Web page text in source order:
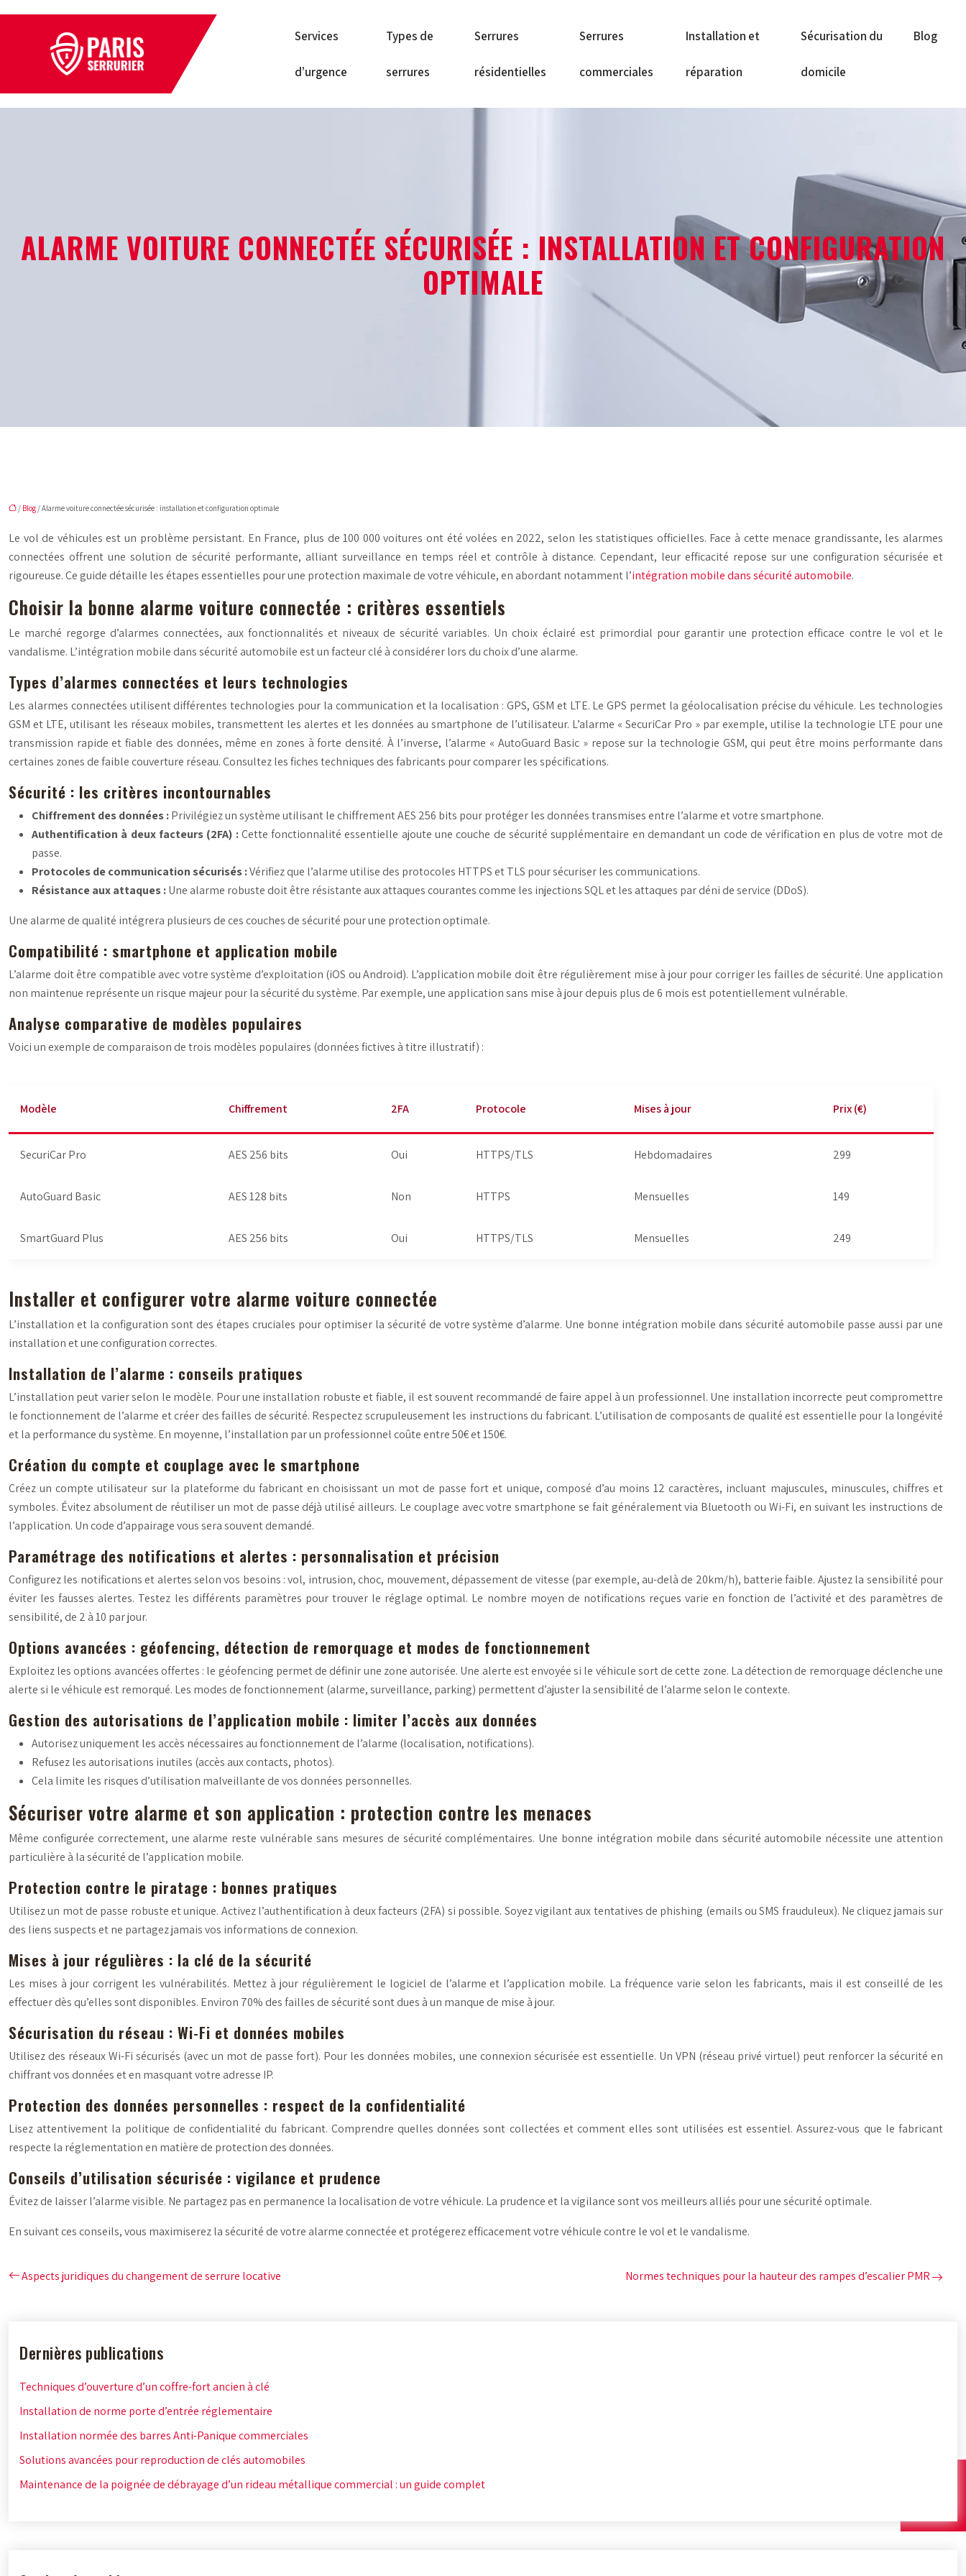
Services
d’urgence
Types de
serrures
Serrures
résidentielles
Serrures
commerciales
Installation et
réparation
Sécurisation du
domicile
Blog
ALARME VOITURE CONNECTÉE SÉCURISÉE : INSTALLATION ET CONFIGURATION
OPTIMALE
/ Blog / Alarme voiture connectée sécurisée : installation et configuration optimale
Le vol de véhicules est un problème persistant. En France, plus de 100 000 voitures ont été volées en 2022, selon les statistiques officielles. Face à cette menace grandissante, les alarmes
connectées offrent une solution de sécurité performante, alliant surveillance en temps réel et contrôle à distance. Cependant, leur efficacité repose sur une configuration sécurisée et
rigoureuse. Ce guide détaille les étapes essentielles pour une protection maximale de votre véhicule, en abordant notamment l’intégration mobile dans sécurité automobile.
Choisir la bonne alarme voiture connectée : critères essentiels
Le marché regorge d’alarmes connectées, aux fonctionnalités et niveaux de sécurité variables. Un choix éclairé est primordial pour garantir une protection efficace contre le vol et le
vandalisme. L’intégration mobile dans sécurité automobile est un facteur clé à considérer lors du choix d’une alarme.
Types d’alarmes connectées et leurs technologies
Les alarmes connectées utilisent différentes technologies pour la communication et la localisation : GPS, GSM et LTE. Le GPS permet la géolocalisation précise du véhicule. Les technologies
GSM et LTE, utilisant les réseaux mobiles, transmettent les alertes et les données au smartphone de l’utilisateur. L’alarme « SecuriCar Pro » par exemple, utilise la technologie LTE pour une
transmission rapide et fiable des données, même en zones à forte densité. À l’inverse, l’alarme « AutoGuard Basic » repose sur la technologie GSM, qui peut être moins performante dans
certaines zones de faible couverture réseau. Consultez les fiches techniques des fabricants pour comparer les spécifications.
Sécurité : les critères incontournables
Chiffrement des données :Privilégiez un système utilisant le chiffrement AES 256 bits pour protéger les données transmises entre l’alarme et votre smartphone.
Authentification à deux facteurs (2FA) :Cette fonctionnalité essentielle ajoute une couche de sécurité supplémentaire en demandant un code de vérification en plus de votre mot de
passe.
Protocoles de communication sécurisés :Vérifiez que l’alarme utilise des protocoles HTTPS et TLS pour sécuriser les communications.
Résistance aux attaques :Une alarme robuste doit être résistante aux attaques courantes comme les injections SQL et les attaques par déni de service (DDoS).
Une alarme de qualité intégrera plusieurs de ces couches de sécurité pour une protection optimale.
Compatibilité : smartphone et application mobile
L’alarme doit être compatible avec votre système d’exploitation (iOS ou Android). L’application mobile doit être régulièrement mise à jour pour corriger les failles de sécurité. Une application
non maintenue représente un risque majeur pour la sécurité du système. Par exemple, une application sans mise à jour depuis plus de 6 mois est potentiellement vulnérable.
Analyse comparative de modèles populaires
Voici un exemple de comparaison de trois modèles populaires (données fictives à titre illustratif) :
Modèle Chiffrement 2FA Protocole Mises à jour Prix (€)
SecuriCar Pro AES 256 bits Oui HTTPS/TLS Hebdomadaires 299
AutoGuard Basic AES 128 bits Non HTTPS Mensuelles 149
SmartGuard Plus AES 256 bits Oui HTTPS/TLS Mensuelles 249
Installer et configurer votre alarme voiture connectée
L’installation et la configuration sont des étapes cruciales pour optimiser la sécurité de votre système d’alarme. Une bonne intégration mobile dans sécurité automobile passe aussi par une
installation et une configuration correctes.
Installation de l’alarme : conseils pratiques
L’installation peut varier selon le modèle. Pour une installation robuste et fiable, il est souvent recommandé de faire appel à un professionnel. Une installation incorrecte peut compromettre
le fonctionnement de l’alarme et créer des failles de sécurité. Respectez scrupuleusement les instructions du fabricant. L’utilisation de composants de qualité est essentielle pour la longévité
et la performance du système. En moyenne, l’installation par un professionnel coûte entre 50€ et 150€.
Création du compte et couplage avec le smartphone
Créez un compte utilisateur sur la plateforme du fabricant en choisissant un mot de passe fort et unique, composé d’au moins 12 caractères, incluant majuscules, minuscules, chiffres et
symboles. Évitez absolument de réutiliser un mot de passe déjà utilisé ailleurs. Le couplage avec votre smartphone se fait généralement via Bluetooth ou Wi-Fi, en suivant les instructions de
l’application. Un code d’appairage vous sera souvent demandé.
Paramétrage des notifications et alertes : personnalisation et précision
Configurez les notifications et alertes selon vos besoins : vol, intrusion, choc, mouvement, dépassement de vitesse (par exemple, au-delà de 20km/h), batterie faible. Ajustez la sensibilité pour
éviter les fausses alertes. Testez les différents paramètres pour trouver le réglage optimal. Le nombre moyen de notifications reçues varie en fonction de l’activité et des paramètres de
sensibilité, de 2 à 10 par jour.
Options avancées : géofencing, détection de remorquage et modes de fonctionnement
Exploitez les options avancées offertes : le géofencing permet de définir une zone autorisée. Une alerte est envoyée si le véhicule sort de cette zone. La détection de remorquage déclenche une
alerte si le véhicule est remorqué. Les modes de fonctionnement (alarme, surveillance, parking) permettent d’ajuster la sensibilité de l’alarme selon le contexte.
Gestion des autorisations de l’application mobile : limiter l’accès aux données
Autorisez uniquement les accès nécessaires au fonctionnement de l’alarme (localisation, notifications).
Refusez les autorisations inutiles (accès aux contacts, photos).
Cela limite les risques d’utilisation malveillante de vos données personnelles.
Sécuriser votre alarme et son application : protection contre les menaces
Même configurée correctement, une alarme reste vulnérable sans mesures de sécurité complémentaires. Une bonne intégration mobile dans sécurité automobile nécessite une attention
particulière à la sécurité de l’application mobile.
Protection contre le piratage : bonnes pratiques
Utilisez un mot de passe robuste et unique. Activez l’authentification à deux facteurs (2FA) si possible. Soyez vigilant aux tentatives de phishing (emails ou SMS frauduleux). Ne cliquez jamais sur
des liens suspects et ne partagez jamais vos informations de connexion.
Mises à jour régulières : la clé de la sécurité
Les mises à jour corrigent les vulnérabilités. Mettez à jour régulièrement le logiciel de l’alarme et l’application mobile. La fréquence varie selon les fabricants, mais il est conseillé de les
effectuer dès qu’elles sont disponibles. Environ 70% des failles de sécurité sont dues à un manque de mise à jour.
Sécurisation du réseau : Wi-Fi et données mobiles
Utilisez des réseaux Wi-Fi sécurisés (avec un mot de passe fort). Pour les données mobiles, une connexion sécurisée est essentielle. Un VPN (réseau privé virtuel) peut renforcer la sécurité en
chiffrant vos données et en masquant votre adresse IP.
Protection des données personnelles : respect de la confidentialité
Lisez attentivement la politique de confidentialité du fabricant. Comprendre quelles données sont collectées et comment elles sont utilisées est essentiel. Assurez-vous que le fabricant
respecte la réglementation en matière de protection des données.
Conseils d’utilisation sécurisée : vigilance et prudence
Évitez de laisser l’alarme visible. Ne partagez pas en permanence la localisation de votre véhicule. La prudence et la vigilance sont vos meilleurs alliés pour une sécurité optimale.
En suivant ces conseils, vous maximiserez la sécurité de votre alarme connectée et protégerez efficacement votre véhicule contre le vol et le vandalisme.
Aspects juridiques du changement de serrure locative Normes techniques pour la hauteur des rampes d’escalier PMR
Dernières publications
Techniques d’ouverture d’un coffre-fort ancien à clé
Installation de norme porte d’entrée réglementaire
Installation normée des barres Anti-Panique commerciales
Solutions avancées pour reproduction de clés automobiles
Maintenance de la poignée de débrayage d’un rideau métallique commercial : un guide complet